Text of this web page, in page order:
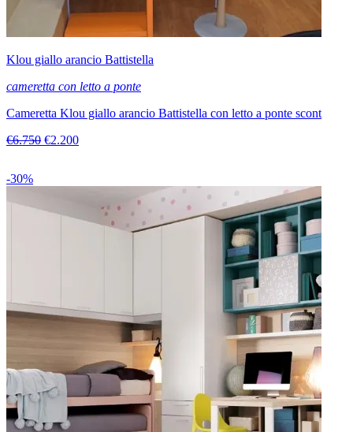
Klou giallo arancio Battistella
cameretta con letto a ponte
Cameretta Klou giallo arancio Battistella con letto a ponte scont
€6.750 €2.200
-30%